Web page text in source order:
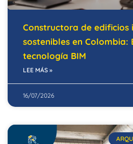
Constructora de edificios
sostenibles en Colombia:
tecnología BIM
LEE MÁS »
16/07/2026